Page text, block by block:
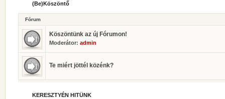
(Be)Köszöntő
Fórum
Köszöntünk az új Fórumon!
Moderátor: admin
Te miért jöttél közénk?
KERESZTYÉN HITÜNK